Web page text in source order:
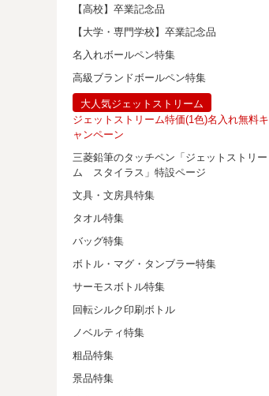
【高校】卒業記念品
【大学・専門学校】卒業記念品
名入れボールペン特集
高級ブランドボールペン特集
大人気ジェットストリーム
ジェットストリーム特価(1色)名入れ無料キ
ャンペーン
三菱鉛筆のタッチペン「ジェットストリー
ム スタイラス」特設ページ
文具・文房具特集
タオル特集
バッグ特集
ボトル・マグ・タンブラー特集
サーモスボトル特集
回転シルク印刷ボトル
ノベルティ特集
粗品特集
景品特集